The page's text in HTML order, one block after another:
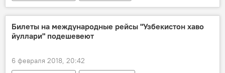
Узбекистан
Новая Зеландия
поздравление
Билеты на международные рейсы "Узбекистон хаво
йуллари" подешевеют
6 февраля 2018, 20:42